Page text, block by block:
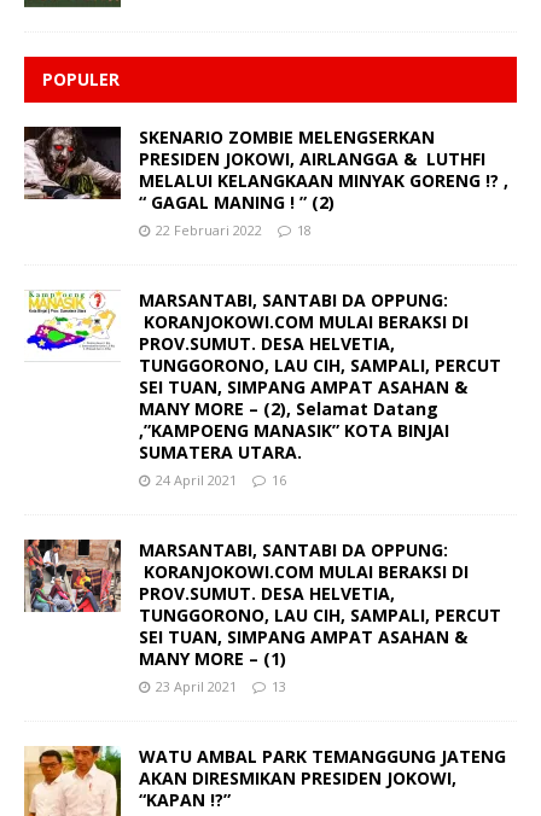
POPULER
SKENARIO ZOMBIE MELENGSERKAN
PRESIDEN JOKOWI, AIRLANGGA & LUTHFI
MELALUI KELANGKAAN MINYAK GORENG !? ,
“ GAGAL MANING ! ” (2)
22 Februari 2022 18
MARSANTABI, SANTABI DA OPPUNG:
KORANJOKOWI.COM MULAI BERAKSI DI
PROV.SUMUT. DESA HELVETIA,
TUNGGORONO, LAU CIH, SAMPALI, PERCUT
SEI TUAN, SIMPANG AMPAT ASAHAN &
MANY MORE – (2), Selamat Datang
,”KAMPOENG MANASIK” KOTA BINJAI
SUMATERA UTARA.
24 April 2021 16
MARSANTABI, SANTABI DA OPPUNG:
KORANJOKOWI.COM MULAI BERAKSI DI
PROV.SUMUT. DESA HELVETIA,
TUNGGORONO, LAU CIH, SAMPALI, PERCUT
SEI TUAN, SIMPANG AMPAT ASAHAN &
MANY MORE – (1)
23 April 2021 13
WATU AMBAL PARK TEMANGGUNG JATENG
AKAN DIRESMIKAN PRESIDEN JOKOWI,
“KAPAN !?”